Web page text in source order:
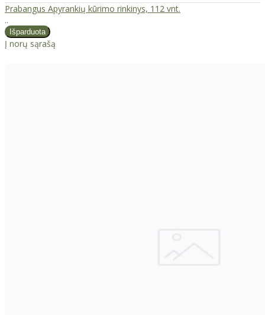
Prabangus Apyrankių kūrimo rinkinys, 112 vnt.
..
Į norų sąrašą